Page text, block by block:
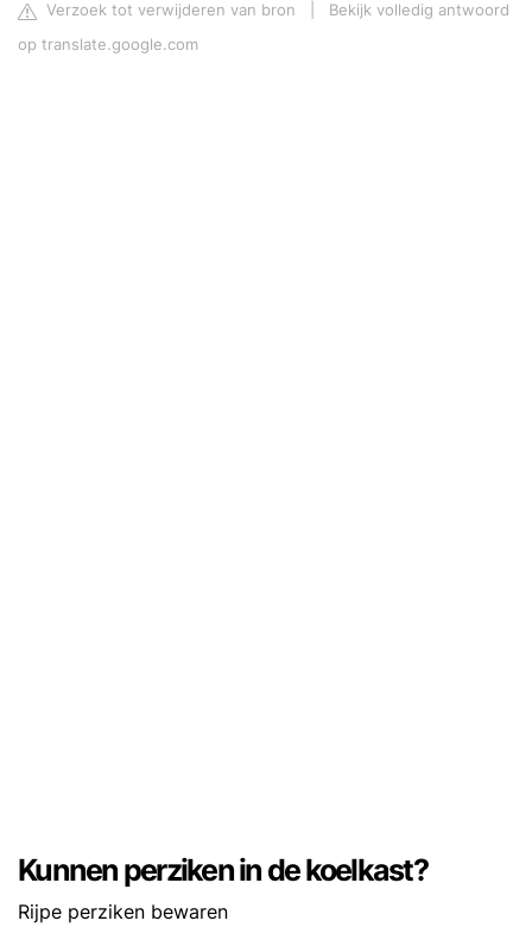
Verzoek tot verwijderen van bron
Bekijk volledig antwoord
op translate.google.com
Kunnen perziken in de koelkast?
Rijpe perziken bewaren